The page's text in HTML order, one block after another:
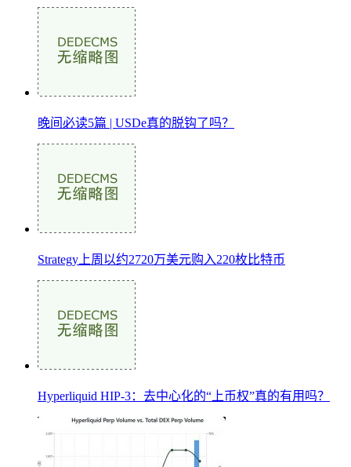
晚间必读5篇 | USDe真的脱钩了吗？
Strategy上周以约2720万美元购入220枚比特币
Hyperliquid HIP-3：去中心化的“上币权”真的有用吗？